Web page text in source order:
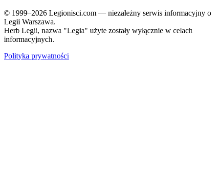
© 1999–2026 Legionisci.com — niezależny serwis informacyjny o
Legii Warszawa.
Herb Legii, nazwa "Legia" użyte zostały wyłącznie w celach
informacyjnych.
Polityka prywatności